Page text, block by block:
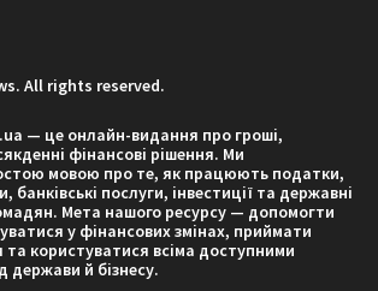
All rights reserved.
— це онлайн-видання про гроші,
фінансові рішення. Ми
мовою про те, як працюють податки,
банківські послуги, інвестиції та державні
Мета нашого ресурсу — допомогти
у фінансових змінах, приймати
та користуватися всіма доступними
держави й бізнесу.